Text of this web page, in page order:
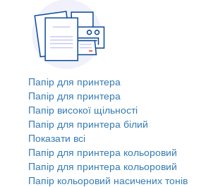
Папір для принтера
Папір для принтера
Папір високої щільності
Папір для принтера білий
Показати всі
Папір для принтера кольоровий
Папір для принтера кольоровий
Папір кольоровий насичених тонів